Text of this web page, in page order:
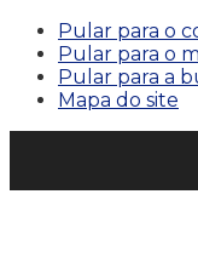
Pular para o
Pular para o
Pular para a
Mapa do site